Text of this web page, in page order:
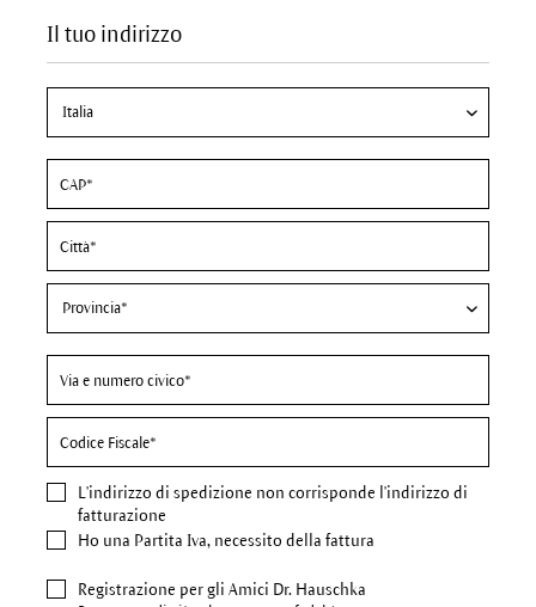
Il tuo indirizzo
L'indirizzo di spedizione non corrisponde l'indirizzo di
fatturazione
Ho una Partita Iva, necessito della fattura
Registrazione per gli Amici Dr. Hauschka